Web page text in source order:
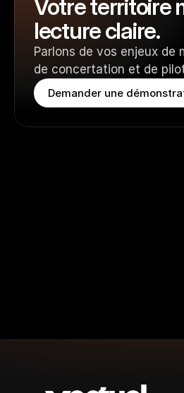
Votre territoire
lecture claire.
Parlons de vos enjeux de
de concertation et de
Demander une